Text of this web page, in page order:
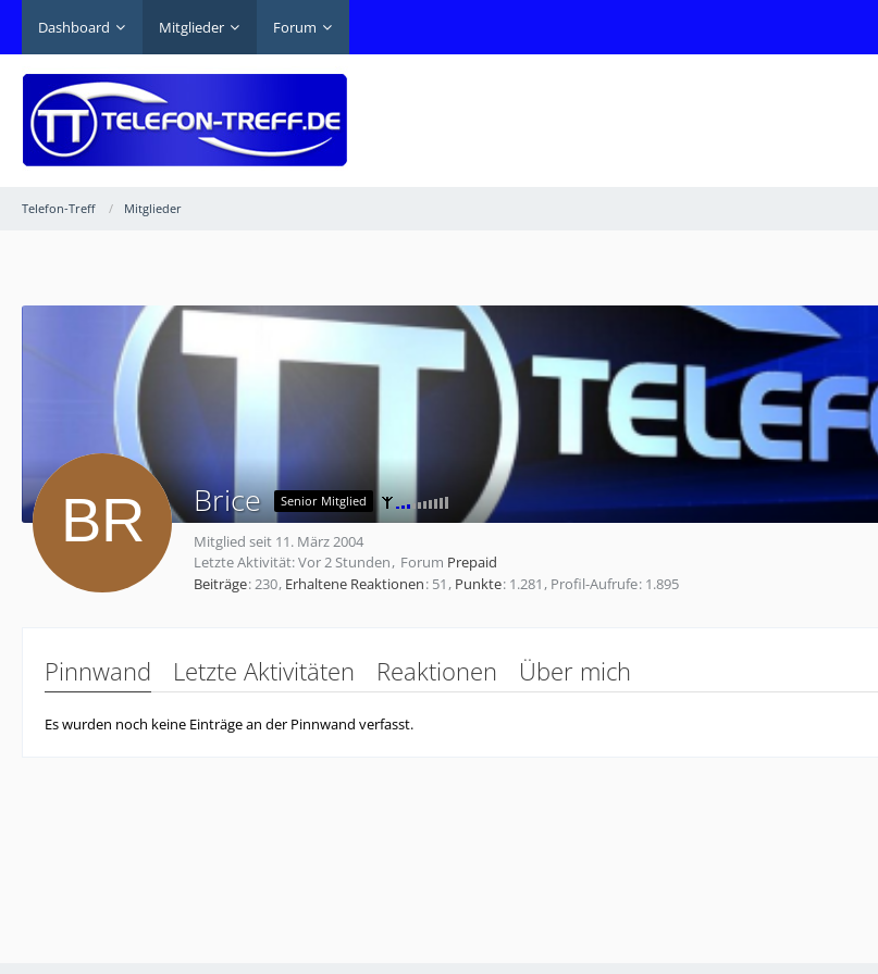
Dashboard Mitglieder Forum
Telefon-Treff Mitglieder
Brice Senior Mitglied
Mitglied seit 11. März 2004
Letzte Aktivität:Vor 2 Stunden Forum Prepaid
Beiträge 230 Erhaltene Reaktionen 51 Punkte 1.281 Profil-Aufrufe 1.895
Pinnwand Letzte Aktivitäten Reaktionen Über mich
Es wurden noch keine Einträge an der Pinnwand verfasst.